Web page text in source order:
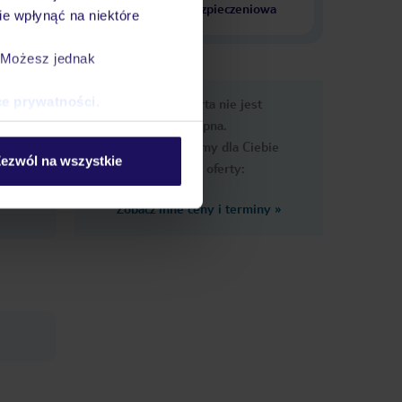
wpłynąć na niektóre
jednak
prywatności
na wszystkie
krajach
ubezpieczeniowa
Ups, ta oferta nie jest
dostępna.
Przygotowaliśmy dla Ciebie
podobne oferty:
Zobacz inne ceny i terminy »